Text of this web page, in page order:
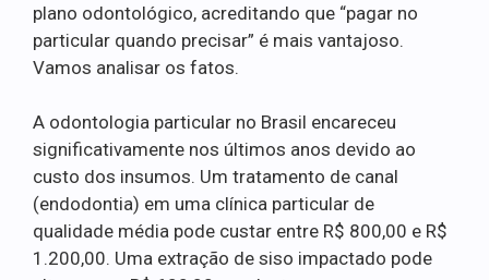
plano odontológico, acreditando que “pagar no
particular quando precisar” é mais vantajoso.
Vamos analisar os fatos.
A odontologia particular no Brasil encareceu
significativamente nos últimos anos devido ao
custo dos insumos. Um tratamento de canal
(endodontia) em uma clínica particular de
qualidade média pode custar entre R$ 800,00 e R$
1.200,00. Uma extração de siso impactado pode